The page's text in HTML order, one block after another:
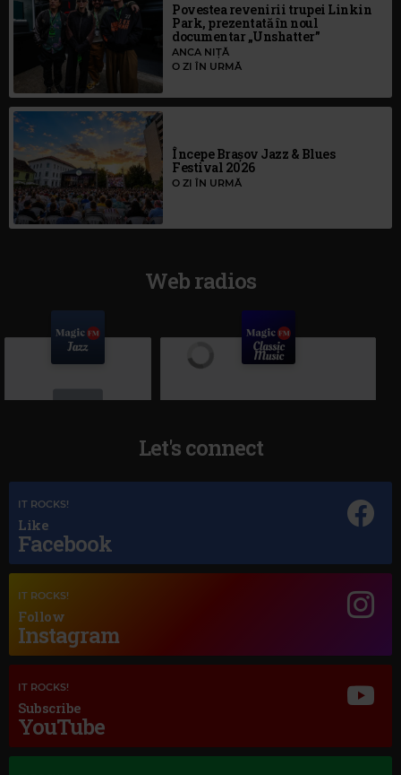
Povestea revenirii trupei Linkin
Park, prezentată în noul
documentar „Unshatter”
ANCA NIȚĂ
O ZI ÎN URMĂ
Începe Brașov Jazz & Blues
Festival 2026
O ZI ÎN URMĂ
Web radios
Magic Jazz
OTIS REDDING
GABRIEL'S OBOE
Let's connect
IT ROCKS!
Like
Facebook
IT ROCKS!
Follow
Instagram
IT ROCKS!
Subscribe
YouTube